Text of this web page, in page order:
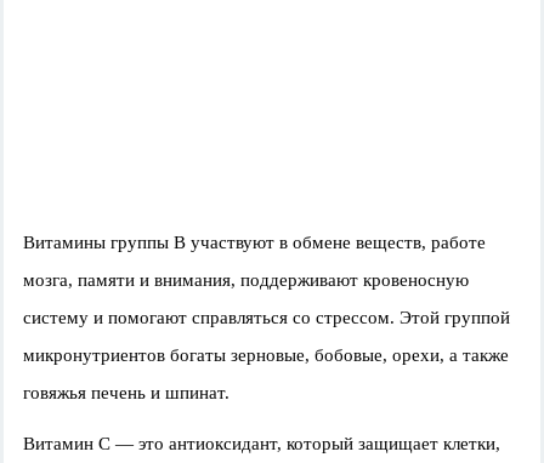
Витамины группы В участвуют в обмене веществ, работе
мозга, памяти и внимания, поддерживают кровеносную
систему и помогают справляться со стрессом. Этой группой
микронутриентов богаты зерновые, бобовые, орехи, а также
говяжья печень и шпинат.
Витамин С — это антиоксидант, который защищает клетки,